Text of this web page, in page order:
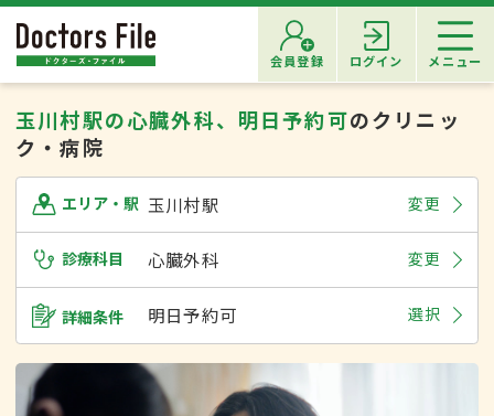
会員登録 ログイン メニュー
玉川村駅の心臓外科、明日予約可のクリニッ
ク・病院
エリア・駅 玉川村駅 変更
診療科目 心臓外科 変更
詳細条件 明日予約可 選択